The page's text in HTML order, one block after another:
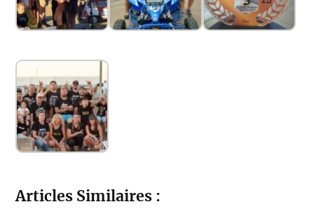
Articles Similaires :